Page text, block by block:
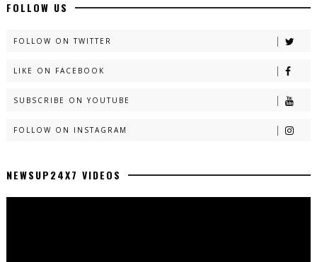
FOLLOW US
FOLLOW ON TWITTER
LIKE ON FACEBOOK
SUBSCRIBE ON YOUTUBE
FOLLOW ON INSTAGRAM
NEWSUP24X7 VIDEOS